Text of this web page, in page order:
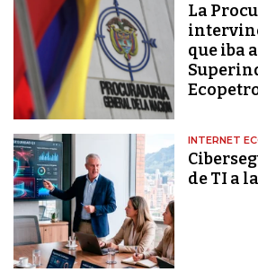
La
que iba
INTERNET
de TI a